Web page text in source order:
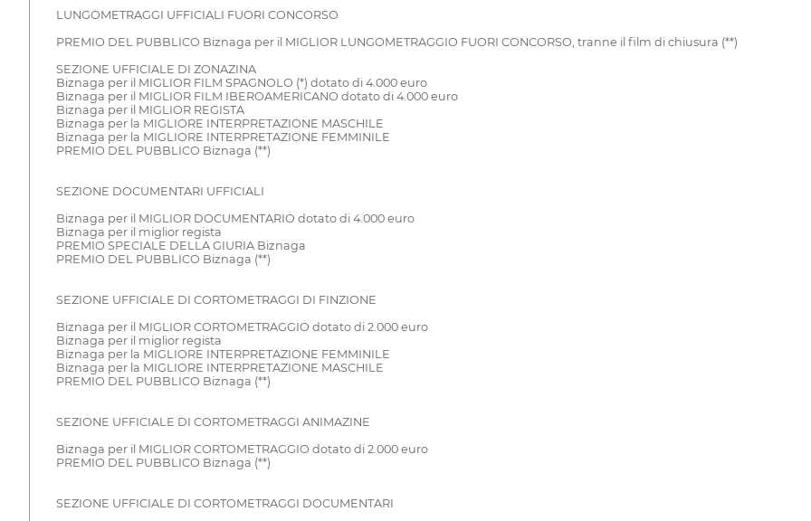
LUNGOMETRAGGI UFFICIALI FUORI CONCORSO
PREMIO DEL PUBBLICO Biznaga per il MIGLIOR LUNGOMETRAGGIO FUORI CONCORSO, tranne il film di chiusura (**)
SEZIONE UFFICIALE DI ZONAZINA
Biznaga per il MIGLIOR FILM SPAGNOLO (*) dotato di 4.000 euro
Biznaga per il MIGLIOR FILM IBEROAMERICANO dotato di 4.000 euro
Biznaga per il MIGLIOR REGISTA
Biznaga per la MIGLIORE INTERPRETAZIONE MASCHILE
Biznaga per la MIGLIORE INTERPRETAZIONE FEMMINILE
PREMIO DEL PUBBLICO Biznaga (**)
SEZIONE DOCUMENTARI UFFICIALI
Biznaga per il MIGLIOR DOCUMENTARIO dotato di 4.000 euro
Biznaga per il miglior regista
PREMIO SPECIALE DELLA GIURIA Biznaga
PREMIO DEL PUBBLICO Biznaga (**)
SEZIONE UFFICIALE DI CORTOMETRAGGI DI FINZIONE
Biznaga per il MIGLIOR CORTOMETRAGGIO dotato di 2.000 euro
Biznaga per il miglior regista
Biznaga per la MIGLIORE INTERPRETAZIONE FEMMINILE
Biznaga per la MIGLIORE INTERPRETAZIONE MASCHILE
PREMIO DEL PUBBLICO Biznaga (**)
SEZIONE UFFICIALE DI CORTOMETRAGGI ANIMAZINE
Biznaga per il MIGLIOR CORTOMETRAGGIO dotato di 2.000 euro
PREMIO DEL PUBBLICO Biznaga (**)
SEZIONE UFFICIALE DI CORTOMETRAGGI DOCUMENTARI